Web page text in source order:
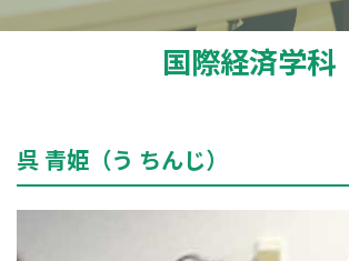
国際経済学科
呉 青姫（う ちんじ）